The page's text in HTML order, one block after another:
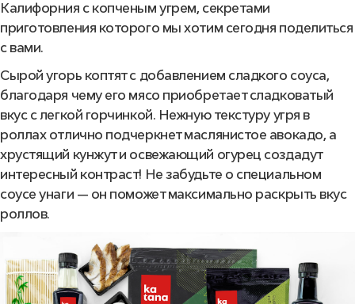
Калифорния с копченым угрем, секретами
приготовления которого мы хотим сегодня поделиться
с вами.
Сырой угорь коптят с добавлением сладкого соуса,
благодаря чему его мясо приобретает сладковатый
вкус с легкой горчинкой. Нежную текстуру угря в
роллах отлично подчеркнет маслянистое авокадо, а
хрустящий кунжут и освежающий огурец создадут
интересный контраст! Не забудьте о специальном
соусе унаги — он поможет максимально раскрыть вкус
роллов.